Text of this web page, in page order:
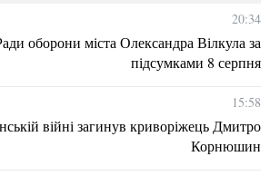
20:34
оборони міста Олександра Вілкула за
підсумками 8 серпня
15:58
війні загинув криворіжець Дмитро
Корнюшин